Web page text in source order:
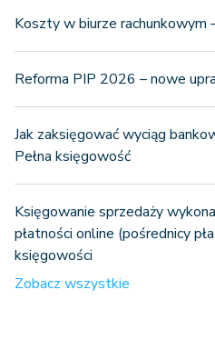
Koszty w biurze rachunkowym
Reforma PIP 2026 – nowe
Jak zaksięgować wyciąg
Pełna księgowość
Księgowanie sprzedaży
płatności online (pośrednicy
księgowości
Zobacz wszystkie